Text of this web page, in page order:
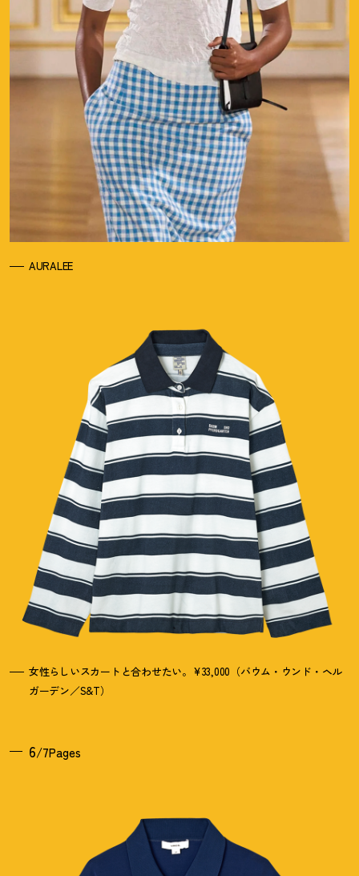
AURALEE
女性らしいスカートと合わせたい。¥33,000（バウム・ウンド・ヘル
ガーデン／S&T）
6/7Pages